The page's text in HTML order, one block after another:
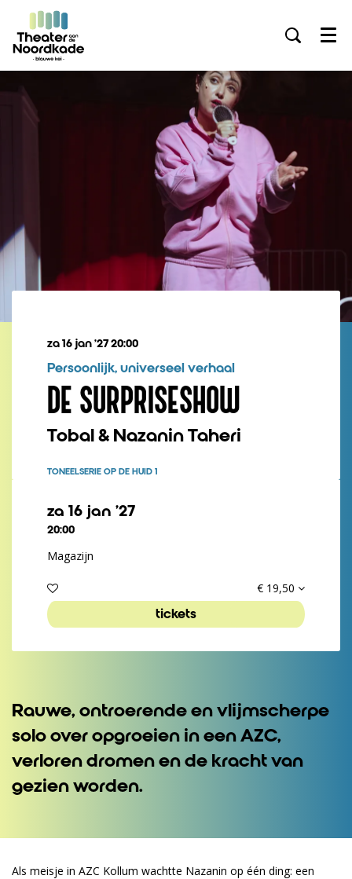
Menu
DE SURPRISESHOW
Tobal & Nazanin Taheri
Persoonlijk, universeel verhaal
za 16 jan ’2720:00
TONEELSERIE OP DE HUID 1
za 16 jan ’27
20:00
Magazijn
€ 19,50
tickets
Rauwe, ontroerende en vlijmscherpe
solo over opgroeien in een AZC,
verloren dromen en de kracht van
gezien worden.
Als meisje in AZC Kollum wachtte Nazanin op één ding: een